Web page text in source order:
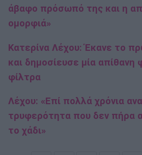
άβαφο πρόσωπό της και η
ομορφιά»
Κατερίνα Λέχου: Έκανε το
και δημοσίευσε μία απίθανη
φίλτρα
Λέχου: «Επί πολλά χρόνια
τρυφερότητα που δεν πήρα
το χάδι»